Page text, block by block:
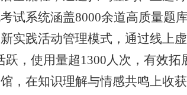
试系统涵盖8000余道高质量题
实践活动管理模式，通过线上
跃，使用量超1300人次，有效
，在知识理解与情感共鸣上收